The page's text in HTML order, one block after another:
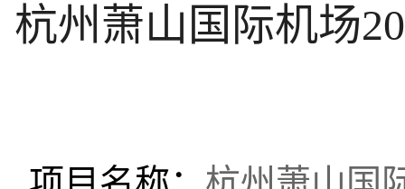
杭州萧山国际机场